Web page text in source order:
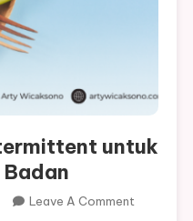
untuk
Leave A CommentOn